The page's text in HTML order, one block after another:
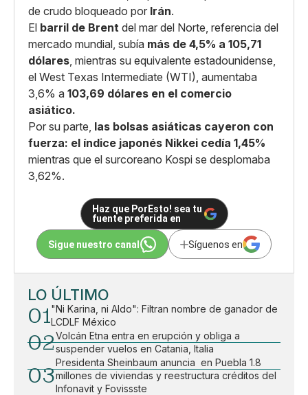
de crudo bloqueado por Irán.
El barril de Brent del mar del Norte, referencia del
mercado mundial, subía más de 4,5% a 105,71
dólares, mientras su equivalente estadounidense,
el West Texas Intermediate (WTI), aumentaba
3,6% a 103,69 dólares en el comercio
asiático.
Por su parte, las bolsas asiáticas cayeron con
fuerza: el índice japonés Nikkei cedía 1,45%
mientras que el surcoreano Kospi se desplomaba
3,62%.
Haz que PorEsto! sea tu
fuente preferida en
Sigue nuestro canal Síguenos en
LO ÚLTIMO
01"Ni Karina, ni Aldo": Filtran nombre de ganador de
LCDLF México
02Volcán Etna entra en erupción y obliga a
suspender vuelos en Catania, Italia
03
Presidenta Sheinbaum anuncia en Puebla 1.8
millones de viviendas y reestructura créditos del
Infonavit y Fovissste